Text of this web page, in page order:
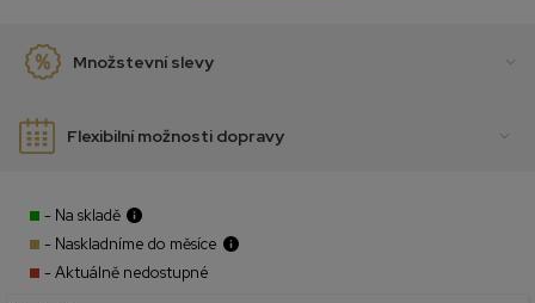
Množstevní slevy
Flexibilní možnosti dopravy
- Na skladě
- Naskladníme do měsíce
- Aktuálně nedostupné